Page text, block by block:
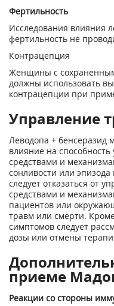
Фертильность
Исследования влияния
фертильность не
Контрацепция
Женщины с
должны использовать
контрацепции при
Управление
Леводопа + бенсеразид
влияние на
средствами и
сонливости или
следует отказаться от
средствами и
пациентов или
травм или смерти.
симптомов следует
дозы или отмены
приеме
Реакции со стороны